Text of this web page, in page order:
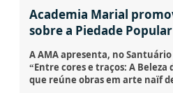
Academia Marial
sobre a Piedade Popular
A AMA apresenta, no
“Entre cores e traços: A Beleza
que reúne obras em arte naïf